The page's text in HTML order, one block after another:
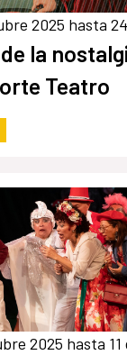
2025 hasta
la
Teatro
2025 hasta